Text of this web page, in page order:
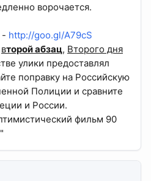
ворочается.
- http://goo.gl/A79cS
второй абзац, Второго дня
улики предоставлял
поправку на Российскую
Полиции и сравните
и России.
фильм 90